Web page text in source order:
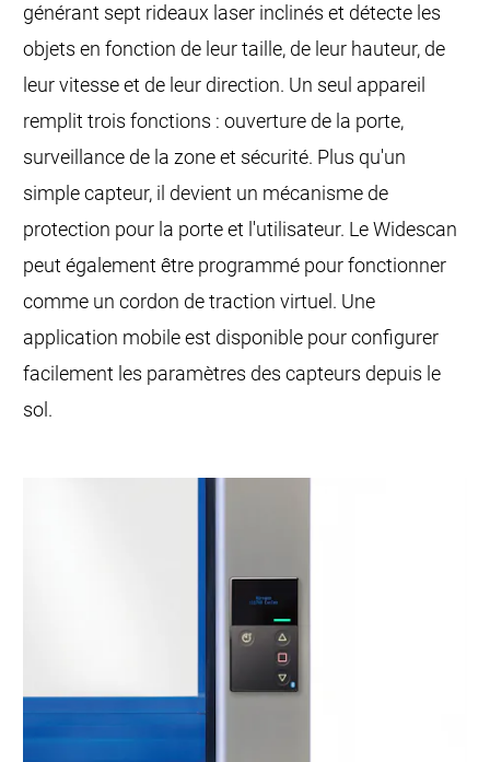
générant sept rideaux laser inclinés et détecte les
objets en fonction de leur taille, de leur hauteur, de
leur vitesse et de leur direction. Un seul appareil
remplit trois fonctions : ouverture de la porte,
surveillance de la zone et sécurité. Plus qu'un
simple capteur, il devient un mécanisme de
protection pour la porte et l'utilisateur. Le Widescan
peut également être programmé pour fonctionner
comme un cordon de traction virtuel. Une
application mobile est disponible pour configurer
facilement les paramètres des capteurs depuis le
sol.